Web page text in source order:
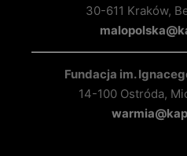
30-611 Kraków,
Fundacja im.
14-100 Ostróda,